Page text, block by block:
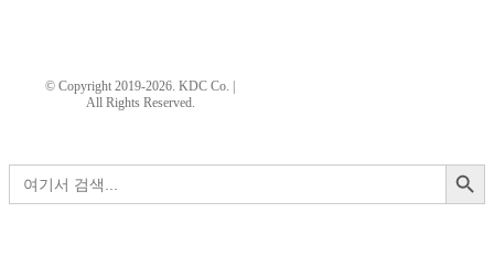
© Copyright 2019-2026. KDC Co. |
All Rights Reserved.
검
색:
검색 버튼